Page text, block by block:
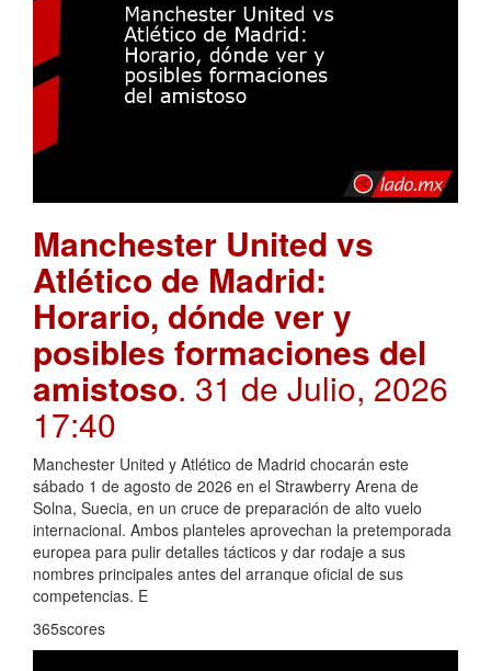
Manchester United vs
Atlético de Madrid:
Horario, dónde ver y
posibles formaciones del
amistoso. 31 de Julio, 2026
17:40
Manchester United y Atlético de Madrid chocarán este
sábado 1 de agosto de 2026 en el Strawberry Arena de
Solna, Suecia, en un cruce de preparación de alto vuelo
internacional. Ambos planteles aprovechan la pretemporada
europea para pulir detalles tácticos y dar rodaje a sus
nombres principales antes del arranque oficial de sus
competencias. E
365scores